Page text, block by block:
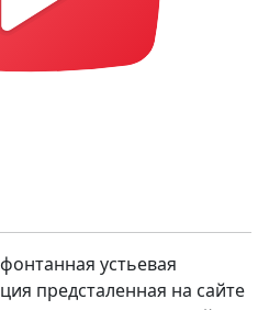
устьевая
предсталенная на сайте